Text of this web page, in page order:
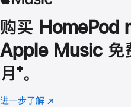
购买 HomePod
Apple Music 免
月 脚
注
⁺。
进一步了解 Apple
(在